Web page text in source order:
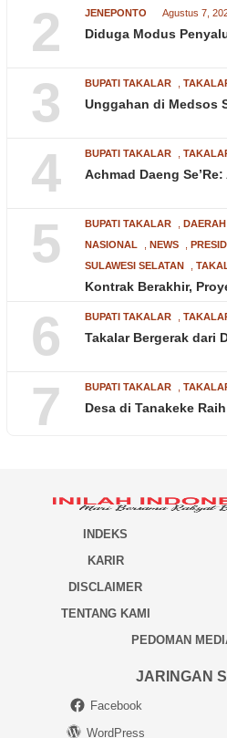
2 JENEPONTO Agustus 7,
Diduga Modus
3 BUPATI TAKALAR
Unggahan di Medsos
4 BUPATI TAKALAR
Achmad Daeng
5 BUPATI TAKALAR DAERAH
NASIONAL
NEWS
SULAWESI SELATAN
Kontrak Berakhir,
6 BUPATI TAKALAR
Takalar Bergerak dari
7 BUPATI TAKALAR
Desa di Tanakeke
INDEKS
KARIR
DISCLAIMER
TENTANG KAMI
PEDOMAN
JARINGAN
Facebook
WordPress